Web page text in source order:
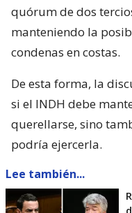
quórum de dos
manteniendo la
condenas en costas.
De esta forma, la
si el INDH debe
querellarse, sino
podría ejercerla.
Lee también...